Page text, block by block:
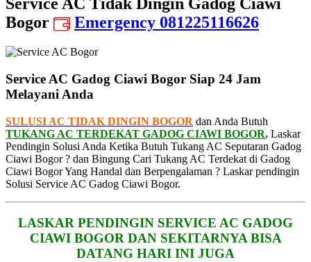
Bogor
Emergency 081225116626
Service AC Gadog Ciawi Bogor Siap 24 Jam
Melayani Anda
SULUSI AC TIDAK DINGIN BOGOR dan Anda Butuh
TUKANG AC TERDEKAT GADOG CIAWI BOGOR, Laskar
Pendingin Solusi Anda Ketika Butuh Tukang AC Seputaran Gadog
Ciawi Bogor ? dan Bingung Cari Tukang AC Terdekat di Gadog
Ciawi Bogor Yang Handal dan Berpengalaman ? Laskar pendingin
Solusi Service AC Gadog Ciawi Bogor.
LASKAR PENDINGIN SERVICE AC GADOG
CIAWI BOGOR DAN SEKITARNYA BISA
DATANG HARI INI JUGA